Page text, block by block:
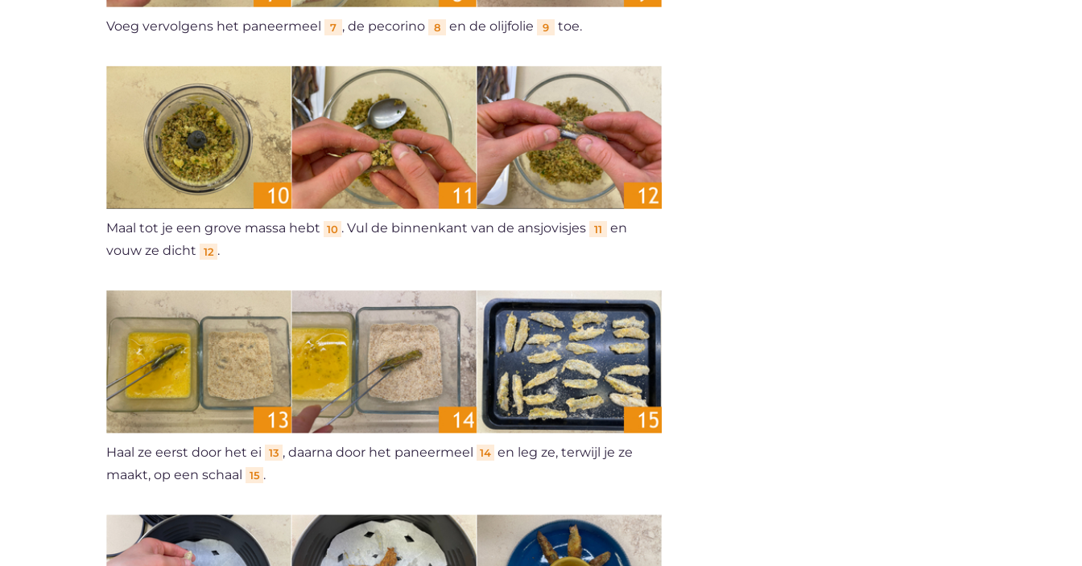
Voeg vervolgens het paneermeel 7 , de pecorino 8 en de olijfolie 9 toe.
Maal tot je een grove massa hebt 10 . Vul de binnenkant van de ansjovisjes 11
en
vouw ze dicht
12 .
Haal ze eerst door het ei 13 , daarna door het paneermeel 14 en leg ze, terwijl je ze
maakt, op een schaal
15 .